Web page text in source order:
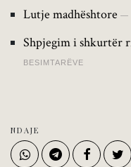
Lutje madhështore
Shpjegim i shkurtër
BESIMTARËVE
NDAJE